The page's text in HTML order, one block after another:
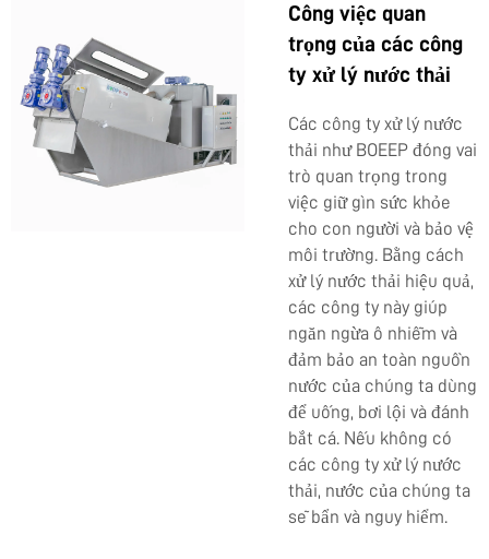
Công việc quan
trọng của các công
ty xử lý nước thải
Các công ty xử lý nước
thải như BOEEP đóng vai
trò quan trọng trong
việc giữ gìn sức khỏe
cho con người và bảo vệ
môi trường. Bằng cách
xử lý nước thải hiệu quả,
các công ty này giúp
ngăn ngừa ô nhiễm và
đảm bảo an toàn nguồn
nước của chúng ta dùng
để uống, bơi lội và đánh
bắt cá. Nếu không có
các công ty xử lý nước
thải, nước của chúng ta
sẽ bẩn và nguy hiểm.